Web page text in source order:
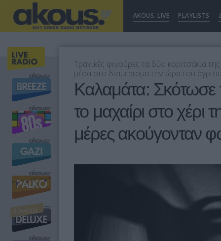
AKOUS. LIVE PLAYLISTS
Τραγικές φιγούρες τα δύο κοριτσάκια
μέσα στο διαμέρισμα την ώρα του
Καλαμάτα: Σκότωσε
το μαχαίρι στο χέρι
μέρες ακούγονταν